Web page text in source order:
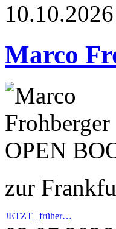
Marco
zur
JETZT | früher…